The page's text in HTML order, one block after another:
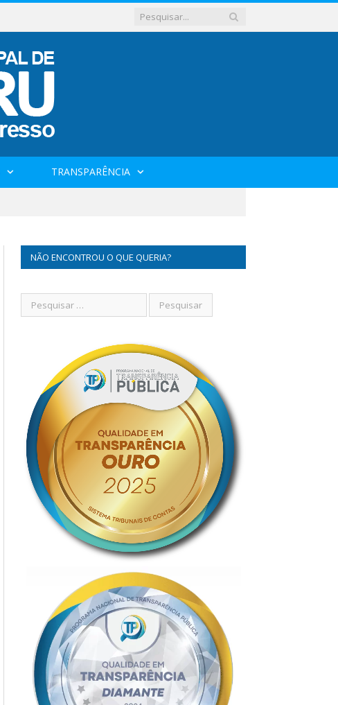
TRANSPARÊNCIA
NÃO ENCONTROU O QUE QUERIA?